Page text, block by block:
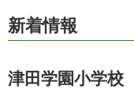
新着情報
津田学園小学校